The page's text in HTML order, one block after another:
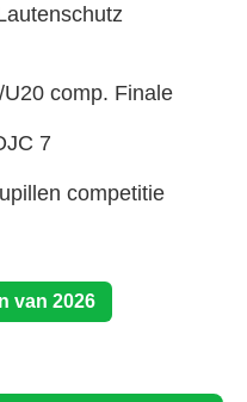
U20 comp. Finale
7
competitie
van 2026